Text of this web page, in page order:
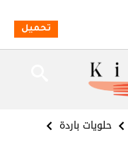
حلويات باردة
تحميل